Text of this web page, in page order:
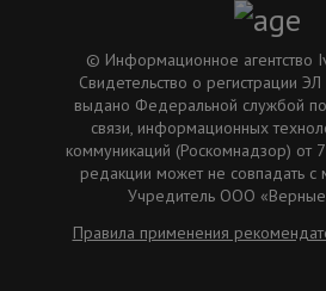
© Информационное агентство
Свидетельство о регистрации
выдано Федеральной службой
связи, информационных
коммуникаций (Роскомнадзор) от
редакции может не совпадать с
Учредитель ООО
Правила применения